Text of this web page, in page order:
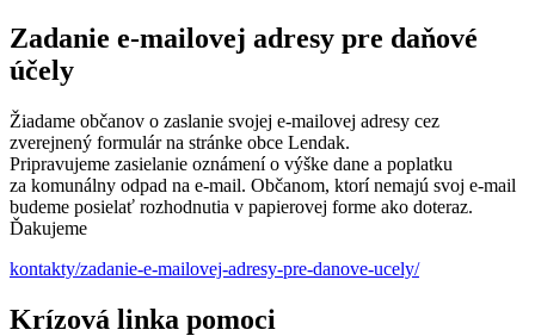
Zadanie e-mailovej adresy pre daňové
účely
Žiadame občanov o zaslanie svojej e-mailovej adresy cez
zverejnený formulár na stránke obce Lendak.
Pripravujeme zasielanie oznámení o výške dane a poplatku
za komunálny odpad na e-mail. Občanom, ktorí nemajú svoj e-mail
budeme posielať rozhodnutia v papierovej forme ako doteraz.
Ďakujeme
kontakty/zadanie-e-mailovej-adresy-pre-danove-ucely/
Krízová linka pomoci